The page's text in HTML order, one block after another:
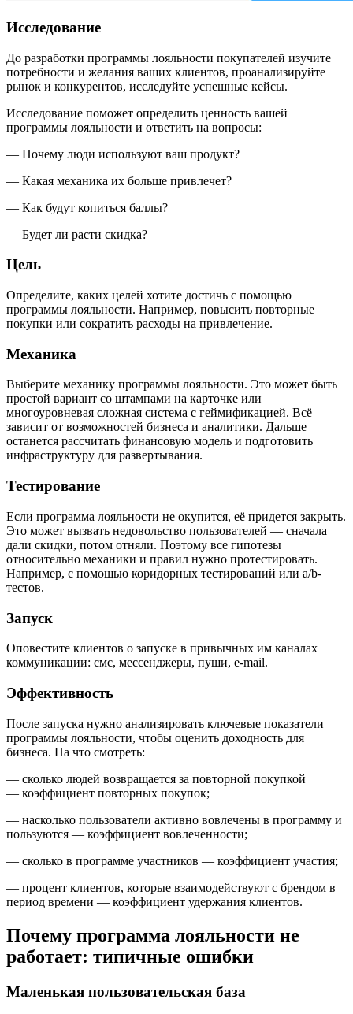
Исследование
До разработки программы лояльности покупателей изучите
потребности и желания ваших клиентов, проанализируйте
рынок и конкурентов, исследуйте успешные кейсы.
Исследование поможет определить ценность вашей
программы лояльности и ответить на вопросы:
— Почему люди используют ваш продукт?
— Какая механика их больше привлечет?
— Как будут копиться баллы?
— Будет ли расти скидка?
Цель
Определите, каких целей хотите достичь с помощью
программы лояльности. Например, повысить повторные
покупки или сократить расходы на привлечение.
Механика
Выберите механику программы лояльности. Это может быть
простой вариант со штампами на карточке или
многоуровневая сложная система с геймификацией. Всё
зависит от возможностей бизнеса и аналитики. Дальше
останется рассчитать финансовую модель и подготовить
инфраструктуру для развертывания.
Тестирование
Если программа лояльности не окупится, её придется закрыть.
Это может вызвать недовольство пользователей — сначала
дали скидки, потом отняли. Поэтому все гипотезы
относительно механики и правил нужно протестировать.
Например, с помощью коридорных тестирований или a/b-
тестов.
Запуск
Оповестите клиентов о запуске в привычных им каналах
коммуникации: смс, мессенджеры, пуши, e-mail.
Эффективность
После запуска нужно анализировать ключевые показатели
программы лояльности, чтобы оценить доходность для
бизнеса. На что смотреть:
— сколько людей возвращается за повторной покупкой
— коэффициент повторных покупок;
— насколько пользователи активно вовлечены в программу и
пользуются — коэффициент вовлеченности;
— сколько в программе участников — коэффициент участия;
— процент клиентов, которые взаимодействуют с брендом в
период времени — коэффициент удержания клиентов.
Почему программа лояльности не
работает: типичные ошибки
Маленькая пользовательская база